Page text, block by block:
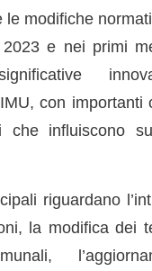
le modifiche
e nei primi
con importanti
che influiscono
riguardano
la modifica dei